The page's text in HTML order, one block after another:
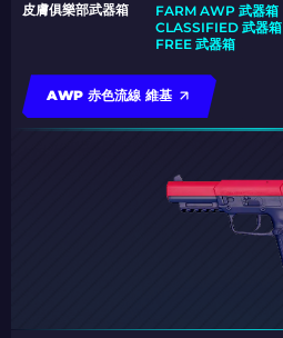
皮膚俱樂部武器箱
FARM AWP 武器箱
CLASSIFIED 武器箱
FREE 武器箱
AWP 赤色流線 維基